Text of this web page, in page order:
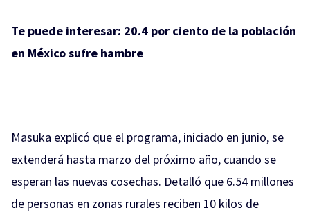
Te puede interesar: 20.4 por ciento de la población
en México sufre hambre
Masuka explicó que el programa, iniciado en junio, se
extenderá hasta marzo del próximo año, cuando se
esperan las nuevas cosechas. Detalló que 6.54 millones
de personas en zonas rurales reciben 10 kilos de